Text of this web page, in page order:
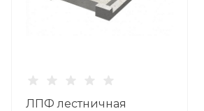
ЛПФ лестничная